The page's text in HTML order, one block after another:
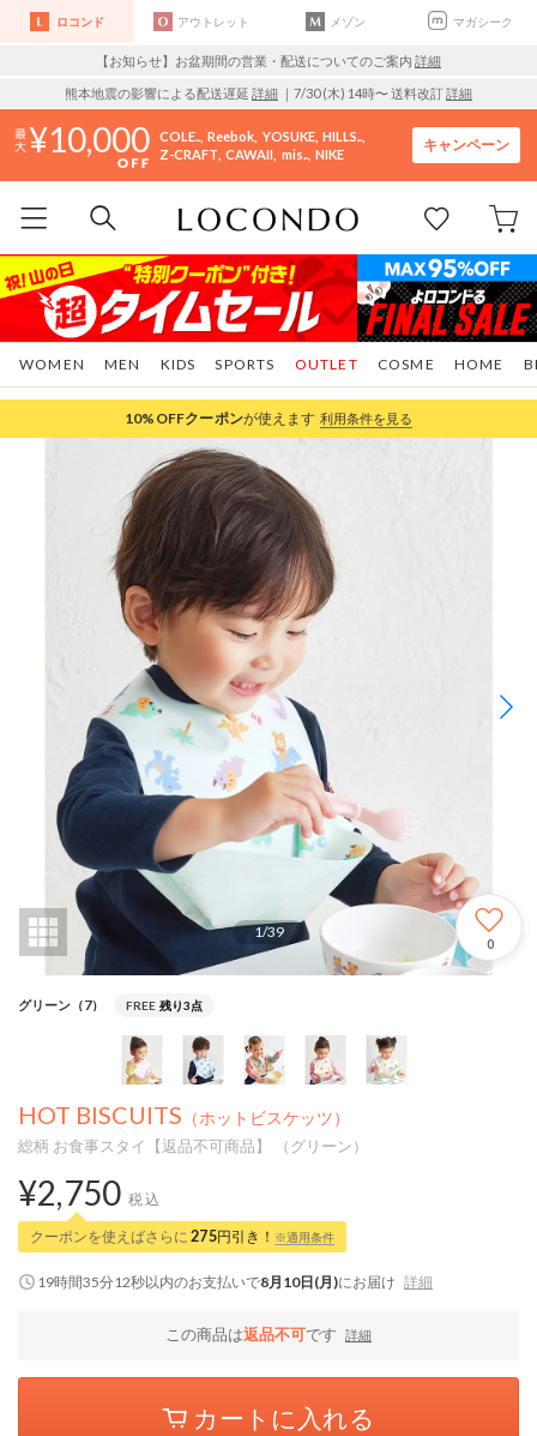
ロコンド アウトレット メゾン マガシーク
【お知らせ】お盆期間の営業・配送についてのご案内 詳細
熊本地震の影響による配送遅延 詳細 ｜7/30 (木) 14時〜 送料改訂詳細
10,000 COLE.. Reebok YOSUKE HILLS..
Z-CRAFT CAWAII mis.. NIKE
キャンペーン
WOMEN MEN KIDS SPORTS COSME HOME
OUTLET
10%OFFクーポンが使えます 利用条件を見る
1/39
0
グリーン（7） FREE 残り3点
HOT BISCUITS （ホットビスケッツ）
総柄 お食事スタイ【返品不可商品】 （グリーン）
¥2,750 税込
クーポンを使えばさらに 275円引き！ ※適用条件
19時間35分11秒以内のお支払いで8月10日(月)にお届け 詳細
この商品は返品不可です 詳細
カートに入れる